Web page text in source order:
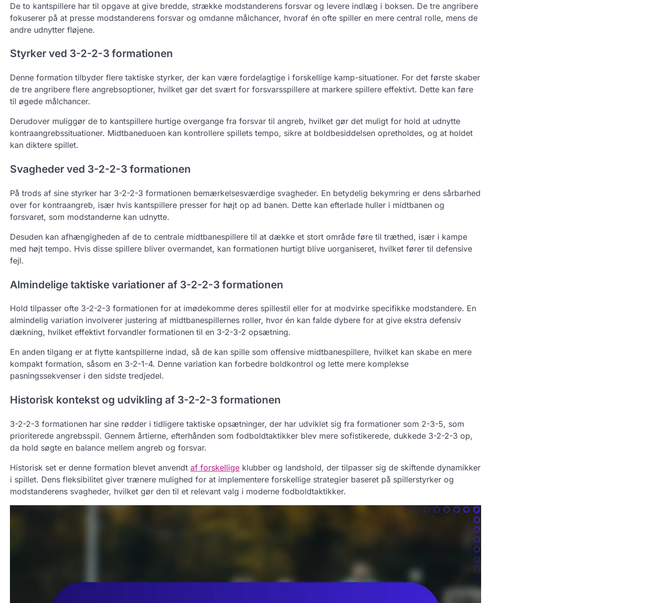
De to kantspillere har til opgave at give bredde, strække modstanderens forsvar og levere indlæg i boksen. De tre angribere
fokuserer på at presse modstanderens forsvar og omdanne målchancer, hvoraf én ofte spiller en mere central rolle, mens de
andre udnytter fløjene.
Styrker ved 3-2-2-3 formationen
Denne formation tilbyder flere taktiske styrker, der kan være fordelagtige i forskellige kamp-situationer. For det første skaber
de tre angribere flere angrebsoptioner, hvilket gør det svært for forsvarsspillere at markere spillere effektivt. Dette kan føre
til øgede målchancer.
Derudover muliggør de to kantspillere hurtige overgange fra forsvar til angreb, hvilket gør det muligt for hold at udnytte
kontraangrebssituationer. Midtbaneduoen kan kontrollere spillets tempo, sikre at boldbesiddelsen opretholdes, og at holdet
kan diktere spillet.
Svagheder ved 3-2-2-3 formationen
På trods af sine styrker har 3-2-2-3 formationen bemærkelsesværdige svagheder. En betydelig bekymring er dens sårbarhed
over for kontraangreb, især hvis kantspillere presser for højt op ad banen. Dette kan efterlade huller i midtbanen og
forsvaret, som modstanderne kan udnytte.
Desuden kan afhængigheden af de to centrale midtbanespillere til at dække et stort område føre til træthed, især i kampe
med højt tempo. Hvis disse spillere bliver overmandet, kan formationen hurtigt blive uorganiseret, hvilket fører til defensive
fejl.
Almindelige taktiske variationer af 3-2-2-3 formationen
Hold tilpasser ofte 3-2-2-3 formationen for at imødekomme deres spillestil eller for at modvirke specifikke modstandere. En
almindelig variation involverer justering af midtbanespillernes roller, hvor én kan falde dybere for at give ekstra defensiv
dækning, hvilket effektivt forvandler formationen til en 3-2-3-2 opsætning.
En anden tilgang er at flytte kantspillerne indad, så de kan spille som offensive midtbanespillere, hvilket kan skabe en mere
kompakt formation, såsom en 3-2-1-4. Denne variation kan forbedre boldkontrol og lette mere komplekse
pasningssekvenser i den sidste tredjedel.
Historisk kontekst og udvikling af 3-2-2-3 formationen
3-2-2-3 formationen har sine rødder i tidligere taktiske opsætninger, der har udviklet sig fra formationer som 2-3-5, som
prioriterede angrebsspil. Gennem årtierne, efterhånden som fodboldtaktikker blev mere sofistikerede, dukkede 3-2-2-3 op,
da hold søgte en balance mellem angreb og forsvar.
Historisk set er denne formation blevet anvendt af forskellige klubber og landshold, der tilpasser sig de skiftende dynamikker
i spillet. Dens fleksibilitet giver trænere mulighed for at implementere forskellige strategier baseret på spillerstyrker og
modstanderens svagheder, hvilket gør den til et relevant valg i moderne fodboldtaktikker.